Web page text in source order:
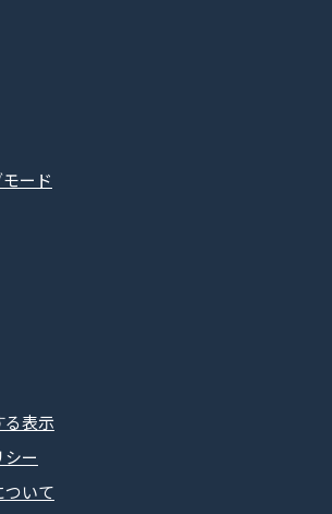
ード
る表示
ー
いて